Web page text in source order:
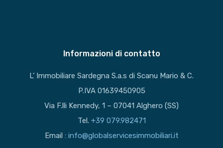
Informazioni di contatto
L’ Immobiliare Sardegna S.a.s di Scanu Mario & C.
P.IVA 01639450905
Via F.lli Kennedy, 1 – 07041 Alghero (SS)
Tel. +39 079.982471
Email : info@globalservicesimmobiliari.it